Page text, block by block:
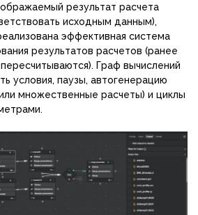
результат расчета
исходным данным),
эффективная система
результатов расчетов (ранее
Граф вычислений
условия, паузы, автогенерацию
множественные расчеты) и циклы